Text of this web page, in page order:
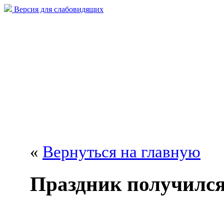
Версия для слабовидящих
« Вернуться на главную
Праздник